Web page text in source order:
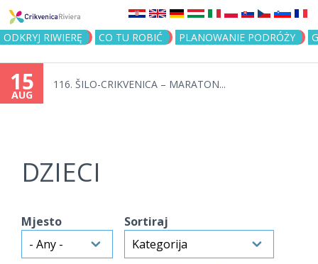
Jump to navigation
ODKRYJ RIWIERĘ CO TU ROBIĆ PLANOWANIE PODRÓŻY
15
AUG
116. ŠILO-CRIKVENICA – MARATON...
DZIECI
Mjesto Sortiraj